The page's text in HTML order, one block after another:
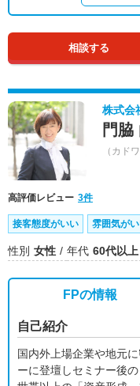
相談する
株式会
門脇
（カド
高評価レビュー 3件
接客態度がいい 雰囲気が
性別 女性 年代 60代以上
FPの情報
自己紹介
国内外上場企業や地元
ーに登壇しセミナー後